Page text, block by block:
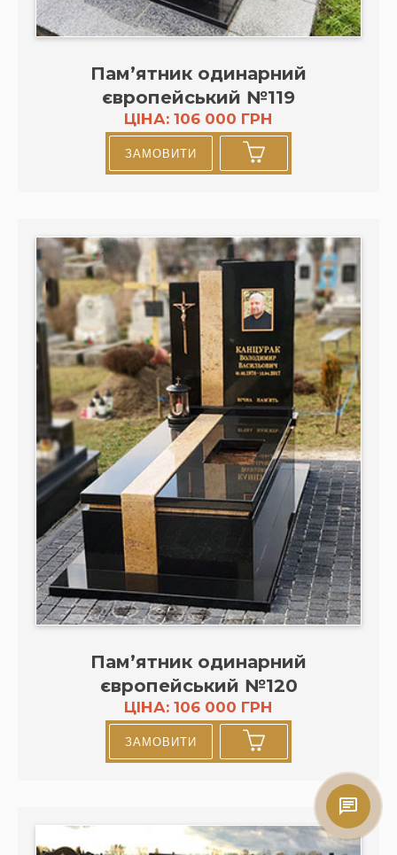
Пам’ятник одинарний
європейський №119
ЦІНА: 106 000 ГРН
ЗАМОВИТИ
Пам’ятник одинарний
європейський №120
ЦІНА: 106 000 ГРН
ЗАМОВИТИ